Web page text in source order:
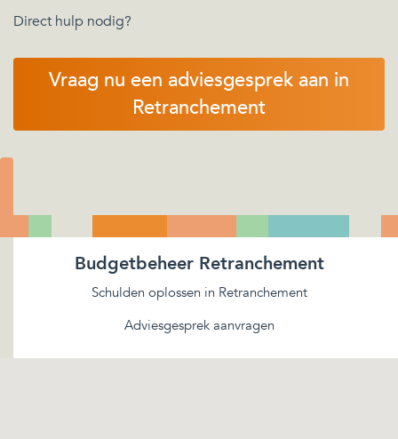
Direct hulp nodig?
Vraag nu een adviesgesprek aan in
Retranchement
Budgetbeheer Retranchement
Schulden oplossen in Retranchement
Adviesgesprek aanvragen